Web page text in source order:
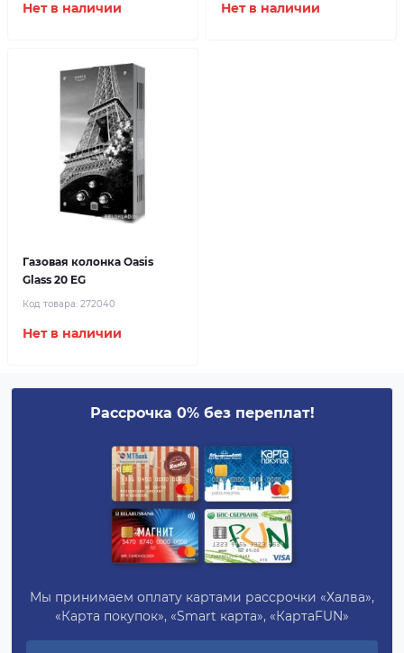
Нет в наличии Нет в наличии
Газовая колонка Oasis
Glass 20 EG
Код товара: 272040
Нет в наличии
Рассрочка 0% без переплат!
Мы принимаем оплату картами рассрочки «Халва»,
«Карта покупок», «Smart карта», «КартаFUN»